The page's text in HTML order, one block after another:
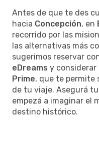
Antes de que te des
hacia Concepción, en
recorrido por las
las alternativas más
sugerimos reservar
eDreams y considerar
Prime, que te permite
de tu viaje. Asegurá
empezá a imaginar el
destino histórico.